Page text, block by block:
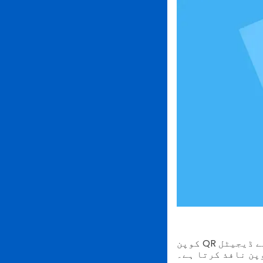
کوپن QR کوڈ ایک ایسا حل ہے جو صارفین کے لیے پیش کردہ رعایتوں کو چھڑانے کے لیے ڈیجیٹل
نافذ کرتا ہے۔